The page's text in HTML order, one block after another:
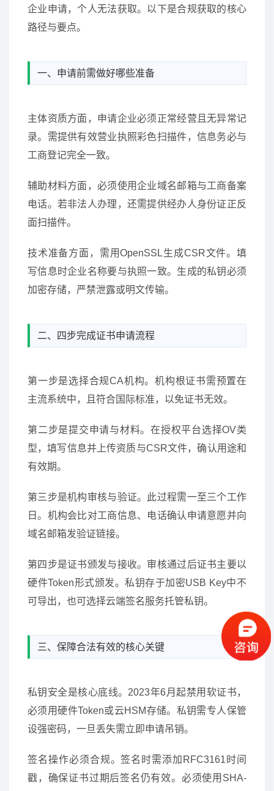
企业申请，个人无法获取。以下是合规获取的核心
路径与要点。
一、申请前需做好哪些准备
主体资质方面，申请企业必须正常经营且无异常记
录。需提供有效营业执照彩色扫描件，信息务必与
工商登记完全一致。
辅助材料方面，必须使用企业域名邮箱与工商备案
电话。若非法人办理，还需提供经办人身份证正反
面扫描件。
技术准备方面，需用OpenSSL生成CSR文件。填
写信息时企业名称要与执照一致。生成的私钥必须
加密存储，严禁泄露或明文传输。
二、四步完成证书申请流程
第一步是选择合规CA机构。机构根证书需预置在
主流系统中，且符合国际标准，以免证书无效。
第二步是提交申请与材料。在授权平台选择OV类
型，填写信息并上传资质与CSR文件，确认用途和
有效期。
第三步是机构审核与验证。此过程需一至三个工作
日。机构会比对工商信息、电话确认申请意愿并向
域名邮箱发验证链接。
第四步是证书颁发与接收。审核通过后证书主要以
硬件Token形式颁发。私钥存于加密USB Key中不
可导出，也可选择云端签名服务托管私钥。
三、保障合法有效的核心关键
私钥安全是核心底线。2023年6月起禁用软证书，
必须用硬件Token或云HSM存储。私钥需专人保管
设强密码，一旦丢失需立即申请吊销。
签名操作必须合规。签名时需添加RFC3161时间
戳，确保证书过期后签名仍有效。必须使用SHA-